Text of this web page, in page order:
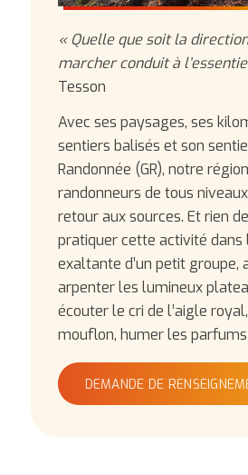
« Quelle que soit la
marcher conduit à
Tesson
Avec ses paysages, ses
sentiers balisés et son
Randonnée (GR), notre
randonneurs de tous
retour aux sources. Et rien
pratiquer cette activité dans
exaltante d’un petit groupe,
arpenter les lumineux
écouter le cri de l’aigle
mouflon, humer les
DEMANDE DE